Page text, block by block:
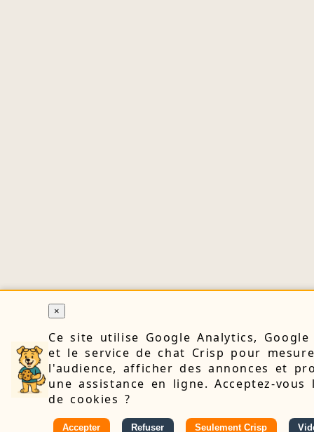
×
Ce site utilise Google Analytics, Google
et le service de chat Crisp pour
l'audience, afficher des annonces et
une assistance en ligne. Acceptez-vous
de cookies ?
Accepter Refuser Seulement Crisp